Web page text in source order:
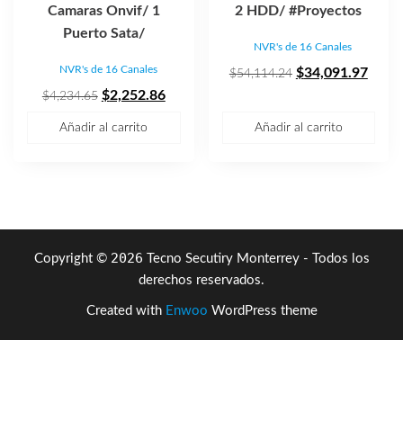
Camaras Onvif/ 1
Puerto Sata/
NVR's de 16 Canales
$4,234.65 El
$2,252.86El
Añadir al carrito
2 HDD/ #Proyectos
NVR's de 16 Canales
$54,114.24 El
$34,091.97El
Añadir al carrito
Copyright © 2026 Tecno Secutiry Monterrey - Todos los
derechos reservados.
Created with Enwoo WordPress theme